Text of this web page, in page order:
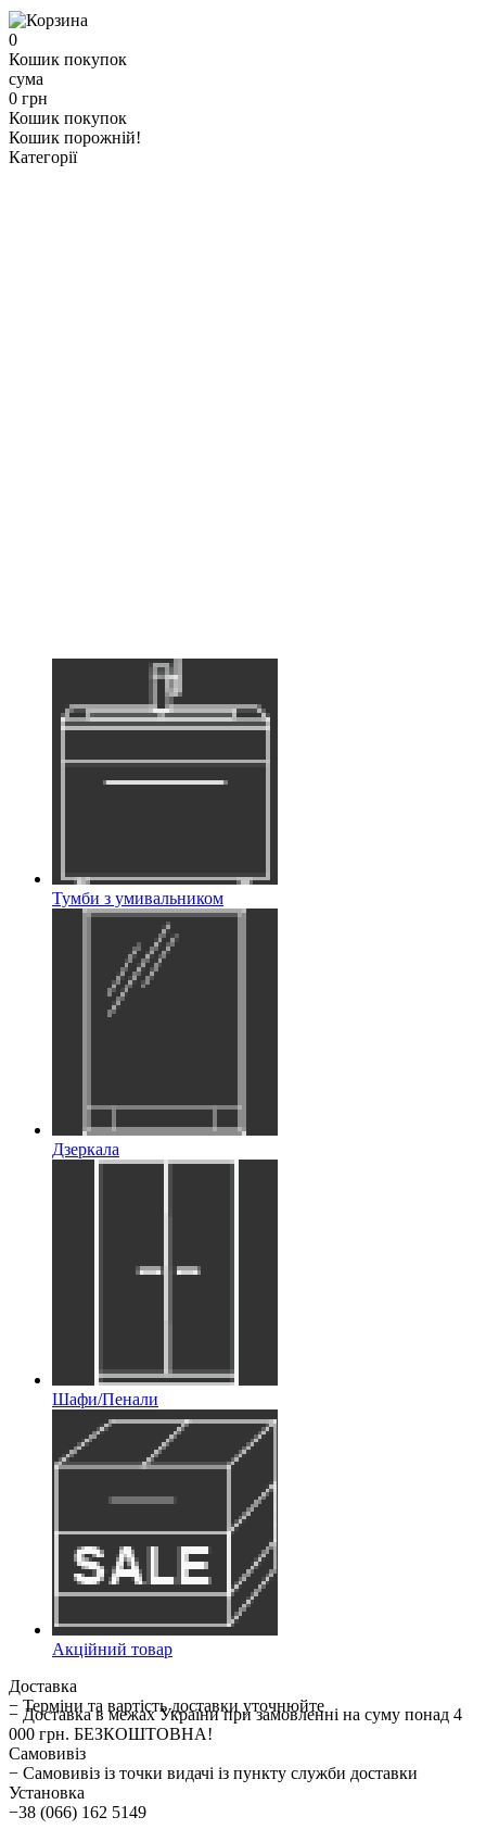
0
Кошик покупок
сума
0 грн
Кошик покупок
Кошик порожній!
Категорії
Тумби з умивальником
Дзеркала
Шафи/Пенали
Акційний товар
Доставка
− Терміни та вартість доставки уточнюйте
− Доставка в межах України при замовленні на суму понад 4
000 грн. БЕЗКОШТОВНА!
Самовивіз
− Самовивіз із точки видачі із пункту служби доставки
Установка
−38 (066) 162 5149